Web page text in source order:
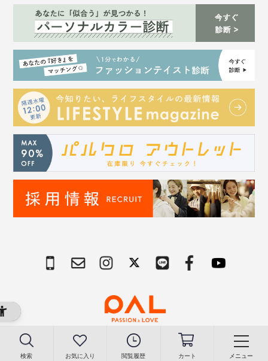
検索 お気に入り 閲覧履歴 カート メニュー
Copyright © PAL Co.,ltd. All Rights Reserved.